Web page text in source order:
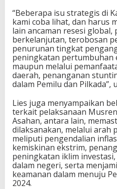
“Beberapa isu strategis di
kami coba lihat, dan harus
lain ancaman resesi global,
berkelanjutan, terobosan
penurunan tingkat
peningkatan pertumbuhan
maupun melalui
daerah, penanganan
dalam Pemilu dan Pilkada”,
Lies juga menyampaikan
terkait pelaksanaan
Asahan, antara lain,
dilaksanakan, melalui arah
meliputi pengendalian
kemiskinan ekstrim,
peningkatan iklim
dalam negeri, serta
keamanan dalam menuju
2024.